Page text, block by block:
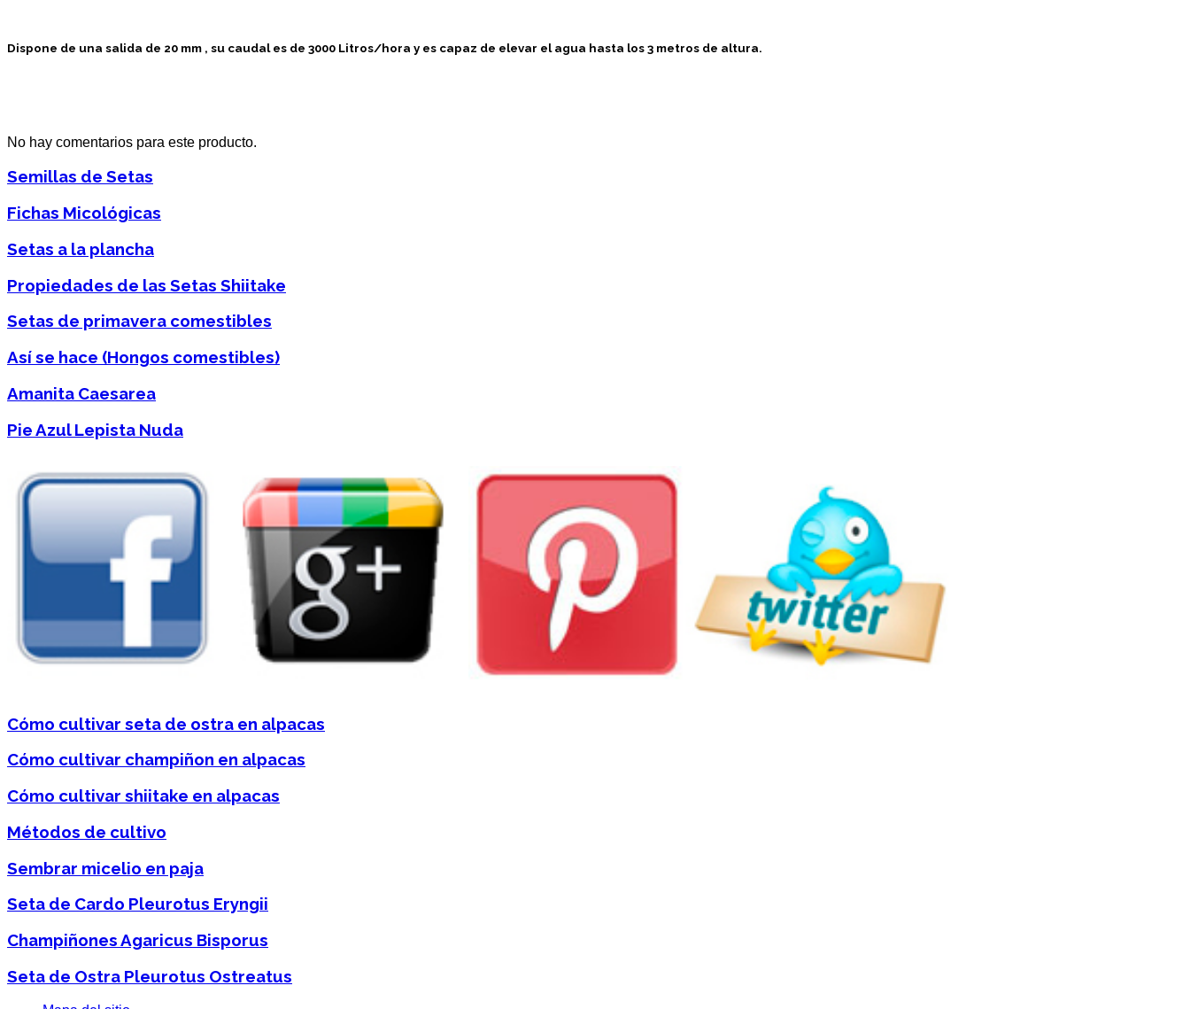
Dispone de una salida de 20 mm , su caudal es de 3000 Litros/hora y es capaz de elevar el agua hasta los 3 metros de altura.
No hay comentarios para este producto.
Semillas de Setas
Fichas Micológicas
Setas a la plancha
Propiedades de las Setas Shiitake
Setas de primavera comestibles
Así se hace (Hongos comestibles)
Amanita Caesarea
Pie Azul Lepista Nuda
Cómo cultivar seta de ostra en alpacas
Cómo cultivar champiñon en alpacas
Cómo cultivar shiitake en alpacas
Métodos de cultivo
Sembrar micelio en paja
Seta de Cardo Pleurotus Eryngii
Champiñones Agaricus Bisporus
Seta de Ostra Pleurotus Ostreatus